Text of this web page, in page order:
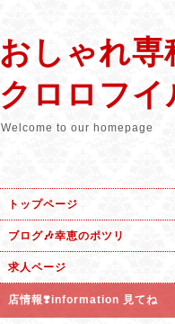
おしゃれ専
クロロフイ
Welcome to our homepage
トップページ
ブログ🎶幸恵のポツリ
求人ページ
店情報❣️information 見てね